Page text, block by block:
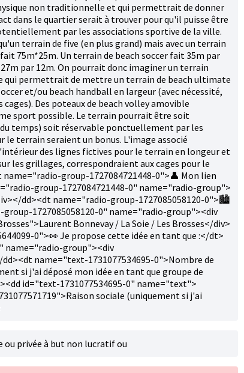
non traditionnelle et qui permettrait de donner
dans le quartier serait à trouver pour qu'il puisse être
par les associations sportive de la ville.
terrain de five (en plus grand) mais avec un terrain
75m*25m. Un terrain de beach soccer fait 35m par
par 12m. On pourrait donc imaginer un terrain
qui permettrait de mettre un terrain de beach ultimate
et/ou beach handball en largeur (avec nécessité,
Des poteaux de beach volley amovible
sport possible. Le terrain pourrait être soit
temps) soit réservable ponctuellement par les
le terrain seraient un bonus. L'image associé
des lignes fictives pour le terrain en longeur et
les grillages, correspondraient aux cages pour le
group-1727084721448-0">👤 Mon lien
group-1727084721448-0" name="radio-group">
dd><dt name="radio-group-1727085058120-0">🏙️
1727085058120-0" name="radio-group"><div
Bonnevay / La Soie / Les Brosses</div>
0">👀 Je propose cette idée en tant que :</dt>
name="radio-group"><div
name="text-1731077534695-0">Nombre de
si j'ai déposé mon idée en tant que groupe de
id="text-1731077534695-0" name="text">
sociale (uniquement si j'ai
privée à but non lucratif ou